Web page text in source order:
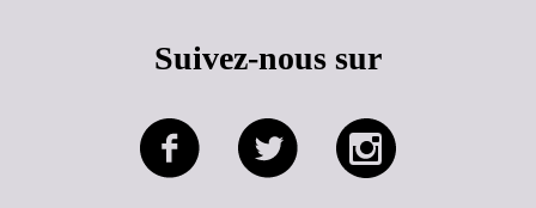
Suivez-nous sur